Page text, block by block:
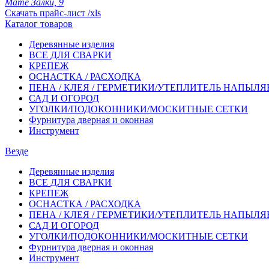
Скачать прайс-лист /xls
Каталог товаров
Деревянные изделия
ВСЕ ДЛЯ СВАРКИ
КРЕПЕЖ
ОСНАСТКА / РАСХОДКА
ПЕНА / КЛЕЯ / ГЕРМЕТИКИ/УТЕПЛИТЕЛЬ
САД И ОГОРОД
УГОЛКИ/ПОДОКОННИКИ/МОСКИТНЫЕ СЕТКИ
Фурнитура дверная и оконная
Инструмент
Везде
Деревянные изделия
ВСЕ ДЛЯ СВАРКИ
КРЕПЕЖ
ОСНАСТКА / РАСХОДКА
ПЕНА / КЛЕЯ / ГЕРМЕТИКИ/УТЕПЛИТЕЛЬ
САД И ОГОРОД
УГОЛКИ/ПОДОКОННИКИ/МОСКИТНЫЕ СЕТКИ
Фурнитура дверная и оконная
Инструмент